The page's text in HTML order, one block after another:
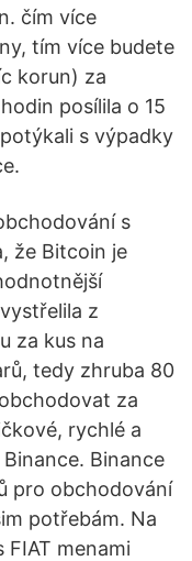
čím více
tím více budete
korun) za
posílila o 15
s výpadky
s
že Bitcoin je
z
za kus na
tedy zhruba 80
za
rychlé a
Binance
pro obchodování
potřebám. Na
menami